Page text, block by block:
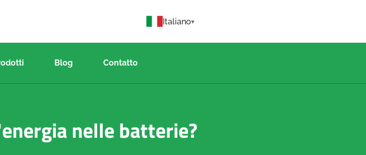
Italiano
Blog Contatto
nelle batterie?